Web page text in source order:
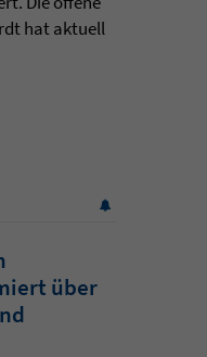
hat aktuell
über